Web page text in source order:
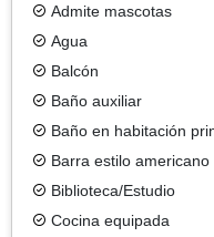
Admite mascotas
Agua
Balcón
Baño auxiliar
Baño en habitación
Barra estilo americano
Biblioteca/Estudio
Cocina equipada